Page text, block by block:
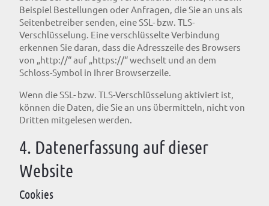
Beispiel Bestellungen oder Anfragen, die Sie an uns als
Seitenbetreiber senden, eine SSL- bzw. TLS-
Verschlüsselung. Eine verschlüsselte Verbindung
erkennen Sie daran, dass die Adresszeile des Browsers
von „http://“ auf „https://“ wechselt und an dem
Schloss-Symbol in Ihrer Browserzeile.
Wenn die SSL- bzw. TLS-Verschlüsselung aktiviert ist,
können die Daten, die Sie an uns übermitteln, nicht von
Dritten mitgelesen werden.
4. Datenerfassung auf dieser
Website
Cookies